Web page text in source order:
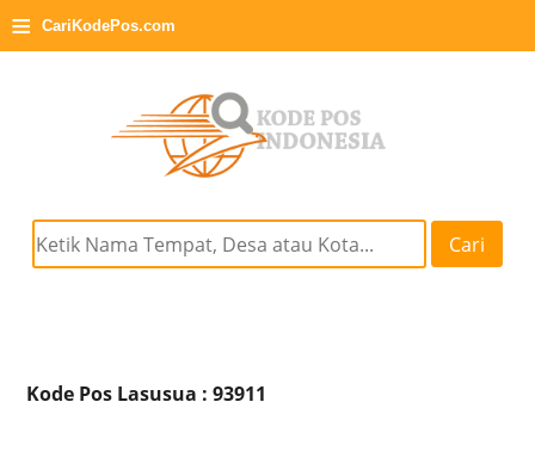
≡ CariKodePos.com
Cari
Kode Pos Lasusua : 93911